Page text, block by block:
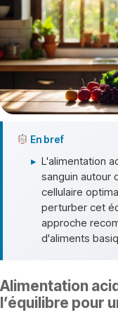
En bref
▸ L'alimentation
sanguin autour
cellulaire
perturber cet
approche
d'aliments
Alimentation
l’équilibre pour